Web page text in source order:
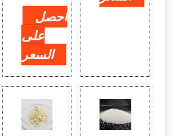
احصل
على
السعر